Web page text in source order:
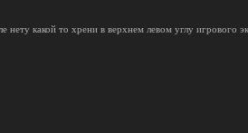
нету какой то хрени в верхнем левом углу игрового